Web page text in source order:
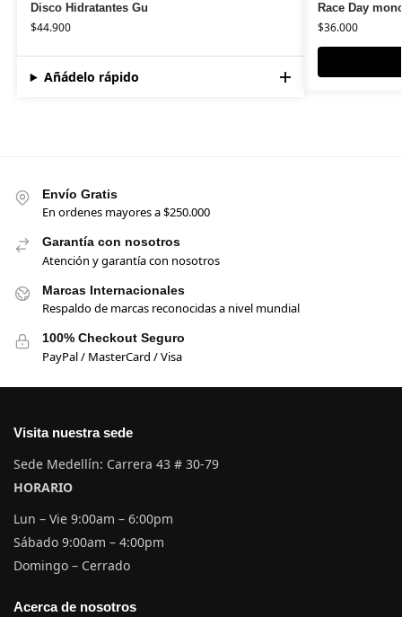
Disco Hidratantes Gu
$44.900
Añádelo rápido
Race Day
$36.000
Envío Gratis
En ordenes mayores a $250.000
Garantía con nosotros
Atención y garantía con nosotros
Marcas Internacionales
Respaldo de marcas reconocidas a nivel mundial
100% Checkout Seguro
PayPal / MasterCard / Visa
Visita nuestra sede
Sede Medellín: Carrera 43 # 30-79
HORARIO
Lun – Vie 9:00am – 6:00pm
Sábado 9:00am – 4:00pm
Domingo – Cerrado
Acerca de nosotros